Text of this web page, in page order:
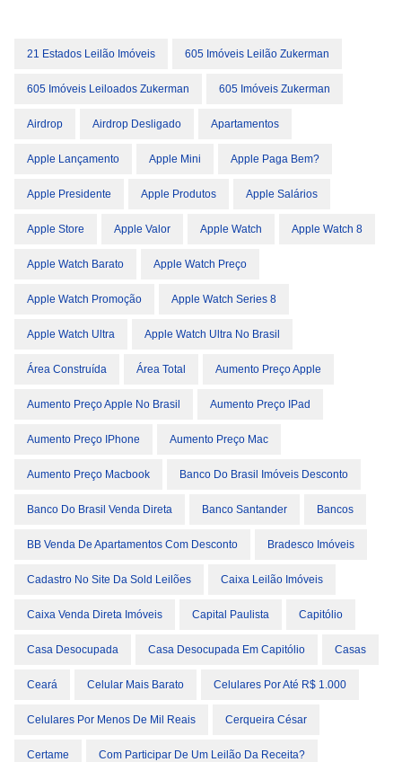
21 Estados Leilão Imóveis 605 Imóveis Leilão Zukerman
605 Imóveis Leiloados Zukerman 605 Imóveis Zukerman
Airdrop Airdrop Desligado Apartamentos
Apple Lançamento Apple Mini Apple Paga Bem?
Apple Presidente Apple Produtos Apple Salários
Apple Store Apple Valor Apple Watch Apple Watch 8
Apple Watch Barato Apple Watch Preço
Apple Watch Promoção Apple Watch Series 8
Apple Watch Ultra Apple Watch Ultra No Brasil
Área Construída Área Total Aumento Preço Apple
Aumento Preço Apple No Brasil Aumento Preço IPad
Aumento Preço IPhone Aumento Preço Mac
Aumento Preço Macbook Banco Do Brasil Imóveis Desconto
Banco Do Brasil Venda Direta Banco Santander Bancos
BB Venda De Apartamentos Com Desconto Bradesco Imóveis
Cadastro No Site Da Sold Leilões Caixa Leilão Imóveis
Caixa Venda Direta Imóveis Capital Paulista Capitólio
Casa Desocupada Casa Desocupada Em Capitólio Casas
Ceará Celular Mais Barato Celulares Por Até R$ 1.000
Celulares Por Menos De Mil Reais Cerqueira César
Certame Com Participar De Um Leilão Da Receita?